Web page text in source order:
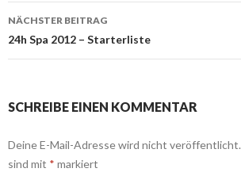
Navigation
NÄCHSTER BEITRAG
24h Spa 2012 – Starterliste
SCHREIBE EINEN KOMMENTAR
Deine E-Mail-Adresse wird nicht veröffentlicht.
sind mit * markiert